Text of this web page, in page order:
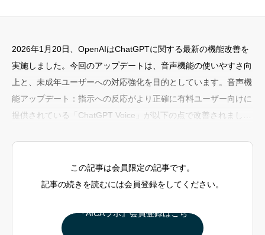
2026年1月20日、OpenAIはChatGPTに関する最新の機能改善を
実施しました。今回のアップデートは、音声機能の使いやすさ向
上と、未成年ユーザーへの対応強化を目的としています。音声機
能アップデート：指示への反応がより正確に有料ユーザー向けに
提供されている「ChatGPT Voice」が以下の点で改善されまし
合を修正一部のユーザーが体験していた、「Voiceが同じ内容を
何度も返す」バグが修正されました。音声操作を活用して
この記事は会員限定の記事です。
記事の続きを読むには会員登録をしてください。
『AICAラボ』会員登録はこち